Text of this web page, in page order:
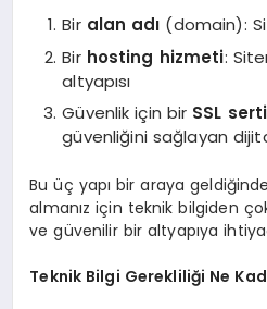
Bir alan adı (domain):
Bir hosting hizmeti:
altyapısı
Güvenlik için bir SSL
güvenliğini sağlayan
Bu üç yapı bir araya
almanız için teknik bilgiden
ve güvenilir bir altyapıya
Teknik Bilgi Gerekliliği Ne